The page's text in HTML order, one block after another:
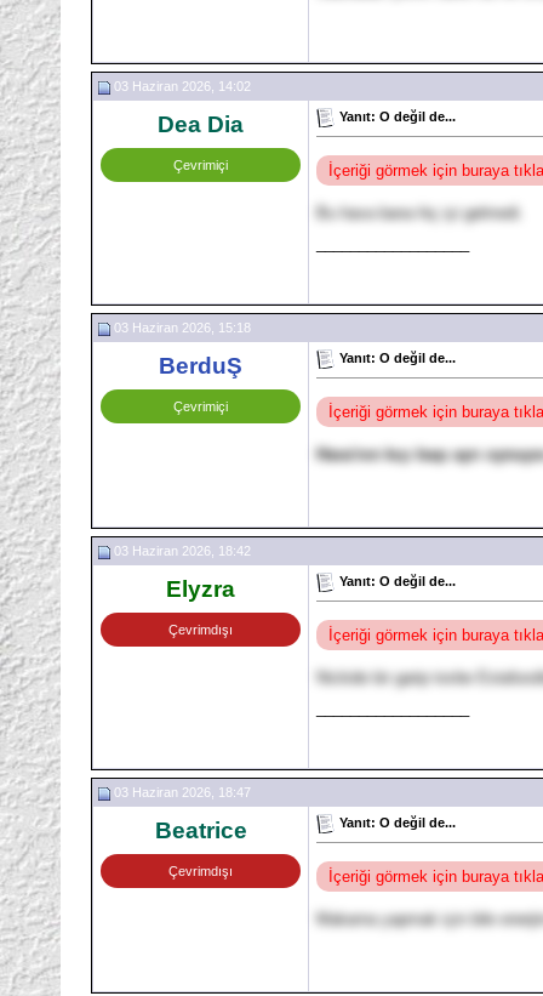
03 Haziran 2026, 14:02
Dea Dia
Çevrimiçi
Yanıt: O değil de...
İçeriği görmek için buraya
Bu hava bana hiç iyi gelmedi.
03 Haziran 2026, 15:18
BerduŞ
Çevrimiçi
Yanıt: O değil de...
İçeriği görmek için buraya
Hava'nın kıçı başı ayrı
03 Haziran 2026, 18:42
Elyzra
Çevrimdışı
Yanıt: O değil de...
İçeriği görmek için buraya
Nickide bir garip tovbe
03 Haziran 2026, 18:47
Beatrice
Çevrimdışı
Yanıt: O değil de...
İçeriği görmek için buraya
Makarna yapmak için bile